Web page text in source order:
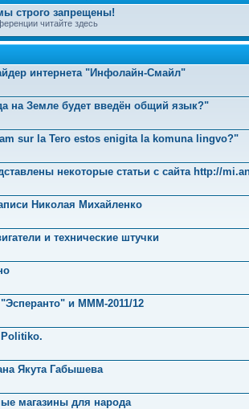
строго запрещены!
читайте здесь
интернета "Инфолайн-Смайл"
на Земле будет введён общий язык?"
sur la Tero estos enigita la komuna lingvo?"
некоторые статьи с сайта http://
Николая Михайленко
и технические штучки
и MMM-2011/12
Politiko.
Якута Габышева
магазины для народа